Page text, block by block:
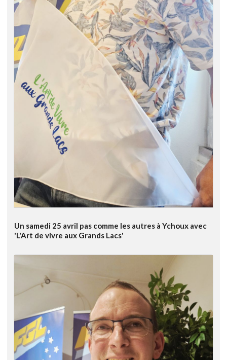
Un samedi 25 avril pas comme les autres à Ychoux avec
'L'Art de vivre aux Grands Lacs'